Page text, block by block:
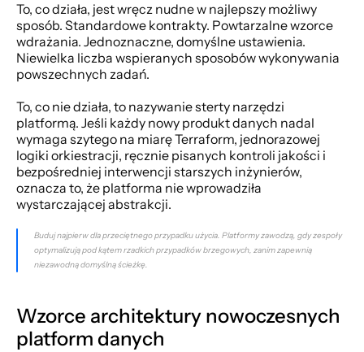
To, co działa, jest wręcz nudne w najlepszy możliwy
sposób. Standardowe kontrakty. Powtarzalne wzorce
wdrażania. Jednoznaczne, domyślne ustawienia.
Niewielka liczba wspieranych sposobów wykonywania
powszechnych zadań.
To, co nie działa, to nazywanie sterty narzędzi
platformą. Jeśli każdy nowy produkt danych nadal
wymaga szytego na miarę Terraform, jednorazowej
logiki orkiestracji, ręcznie pisanych kontroli jakości i
bezpośredniej interwencji starszych inżynierów,
oznacza to, że platforma nie wprowadziła
wystarczającej abstrakcji.
Buduj najpierw dla przeciętnego przypadku użycia. Platformy zawodzą, gdy zespoły
optymalizują pod kątem rzadkich przypadków brzegowych, zanim zapewnią
niezawodną domyślną ścieżkę.
Wzorce architektury nowoczesnych
platform danych